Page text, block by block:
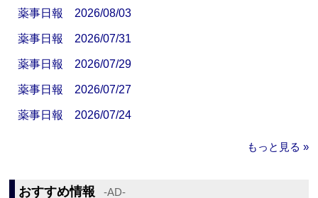
薬事日報 2026/08/03
薬事日報 2026/07/31
薬事日報 2026/07/29
薬事日報 2026/07/27
薬事日報 2026/07/24
もっと見る »
おすすめ情報 ‐AD‐